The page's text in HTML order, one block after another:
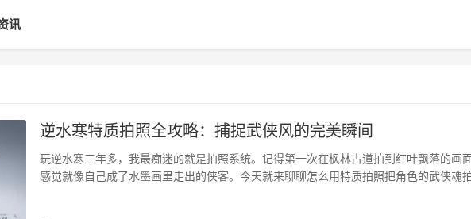
讯
逆水寒特质拍照全攻略：捕捉武侠风的完美瞬间
玩逆水寒三年多，我最痴迷的就是拍照系统。记得第一次在枫林古道拍到红叶飘落的画
感觉就像自己成了水墨画里走出的侠客。今天就来聊聊怎么用特质拍照把角色的武侠魂